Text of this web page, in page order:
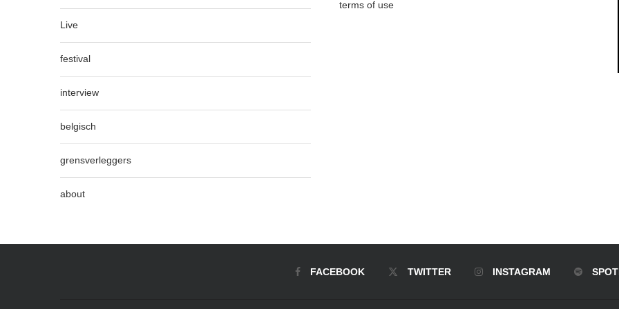
Live
festival
interview
belgisch
grensverleggers
about
terms of use
FACEBOOK TWITTER INSTAGRAM